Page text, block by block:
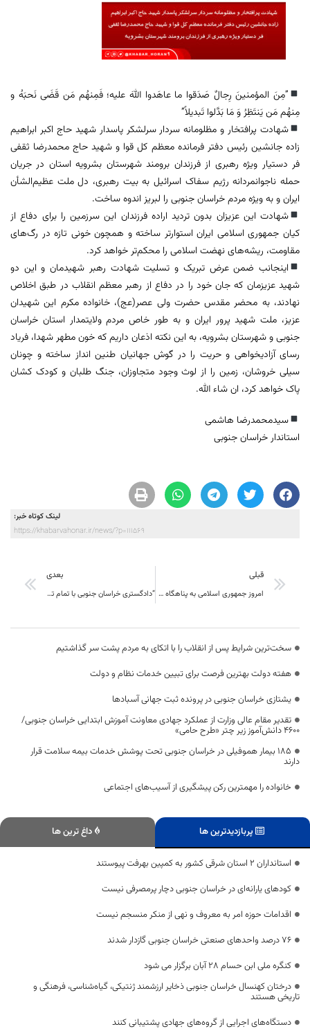
”مِنَ المؤمنینَ رِجالٌ صَدَقوا ما عاهَدوا اللهَ علیه؛ فَمِنهُم مَن قَضَی نَحبَهُ و
مِنهُم مَن یَنتَظِرُ وَ مَا بَدَّلوا تَبدیلاً”
شهادت پرافتخار و مظلومانه‌ سردار سرلشکر پاسدار شهید حاج اکبر ابراهیم‌
زاده جانشین رئیس دفتر فرمانده معظم کل قوا و شهید حاج محمدرضا ثقفی
فر دستیار ویژه رهبری از فرزندان برومند شهرستان بشرویه استان در جریان
حمله ‌ناجوانمردانه رژیم سفاک اسرائیل به بیت رهبری، دل ملت عظیم‌الشأن
ایران و به ویژه مردم خراسان جنوبی را لبریز اندوه ساخت.
شهادت این عزیزان بدون تردید اراده فرزندان این سرزمین را برای دفاع از
کیان جمهوری اسلامی ایران استوارتر ساخته و همچون خونی تازه در رگ‌های
مقاومت، ریشه‌های نهضت اسلامی را محکم‌تر خواهد کرد.
اینجانب ضمن عرض تبریک و تسلیت شهادت رهبر شهیدمان و این دو
شهید عزیزمان که جان خود را در دفاع از رهبر معظم انقلاب در طبق اخلاص
نهادند، به محضر مقدس حضرت ولی عصر(عج)، خانواده‌ مکرم این شهیدان
عزیز، ملت شهید پرور ایران و به طور خاص مردم ولایتمدار استان خراسان
جنوبی و شهرستان بشرویه، به این نکته اذعان داریم که خون‌ مطهر شهدا، فریاد
رسای آزادیخواهی و حریت را در گوش جهانیان طنین‌ انداز ساخته و چونان
سیلی خروشان، زمین را از لوث وجود متجاوزان، جنگ طلبان و کودک کشان
پاک خواهد کرد، ان شاء الله.
سیدمحمدرضا هاشمی
استاندار خراسان جنوبی
لینک کوتاه خبر:
https://khabarvahonar.ir/news/?p=111569
قبلی
امروز جمهوری اسلامی به پناهگاه مستضعفان عالم تبدیل شده است
بعدی
“دادگستری خراسان جنوبی با تمام توان در خدمت مردم است/ امور قضایی بدون وقفه ادامه می‌یابد”
سخت‌ترین شرایط پس از انقلاب را با اتکای به مردم پشت سر گذاشتیم
هفته دولت بهترین فرصت برای تبیین خدمات نظام و دولت
یشتازی خراسان جنوبی در پرونده ثبت جهانی آسبادها
تقدیر مقام عالی وزارت از عملکرد جهادی معاونت آموزش ابتدایی خراسان جنوبی/
۴۶۰۰ دانش‌آموز زیر چتر «طرح حامی»
۱۸۵ بیمار هموفیلی در خراسان جنوبی تحت پوشش خدمات بیمه سلامت قرار
دارند
خانواده را مهمترین رکن پیشگیری از آسیب‌های اجتماعی
پربازدیدترین ها داغ ترین ها
استانداران 2 استان شرقی کشور به کمپین بهرفت پیوستند
کودهای یارانه‌ای در خراسان جنوبی دچار پرمصرفی نیست
اقدامات حوزه امر به معروف و نهی از منکر منسجم نیست
۷۶ درصد واحدهای صنعتی خراسان جنوبی گازدار شدند
کنگره ملی ابن حسام ۲۸ آبان برگزار می شود
درختان کهنسال خراسان جنوبی ذخایر ارزشمند ژنتیکی، گیاه‌شناسی، فرهنگی و
تاریخی هستند
دستگاه‌های اجرایی از گروه‌های جهادی پشتیبانی کنند